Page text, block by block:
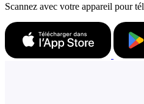
Scannez avec votre appareil pour